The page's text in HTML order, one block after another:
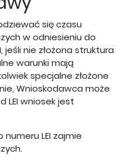
się czasu
w odniesieniu do
jeśli nie złożona struktura
warunki mają
specjalne złożone
Wnioskodawca może
LEI wniosek jest
LEI zajmie